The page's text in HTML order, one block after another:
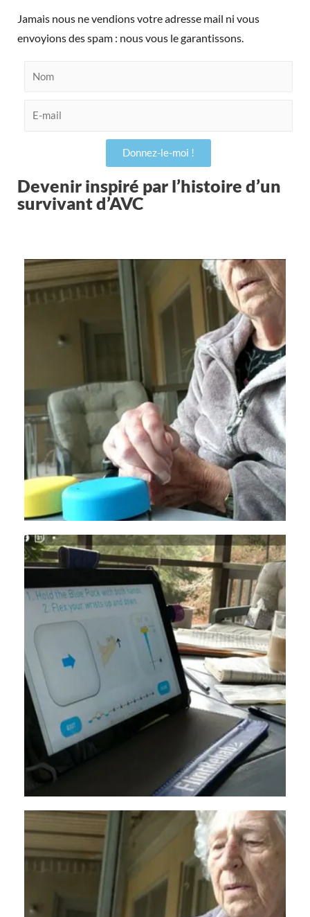
Jamais nous ne vendions votre adresse mail ni vous
envoyions des spam : nous vous le garantissons.
Nom
E-
Donnez-le-moi !
Devenir inspiré par l’histoire d’un
survivant d’AVC